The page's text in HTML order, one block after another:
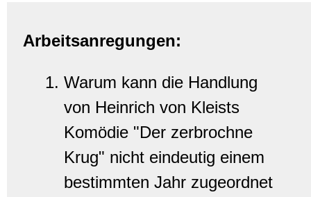
Arbeitsanregungen:
Warum kann die Handlung
von Heinrich von Kleists
Komödie "Der zerbrochne
Krug" nicht eindeutig einem
bestimmten Jahr zugeordnet